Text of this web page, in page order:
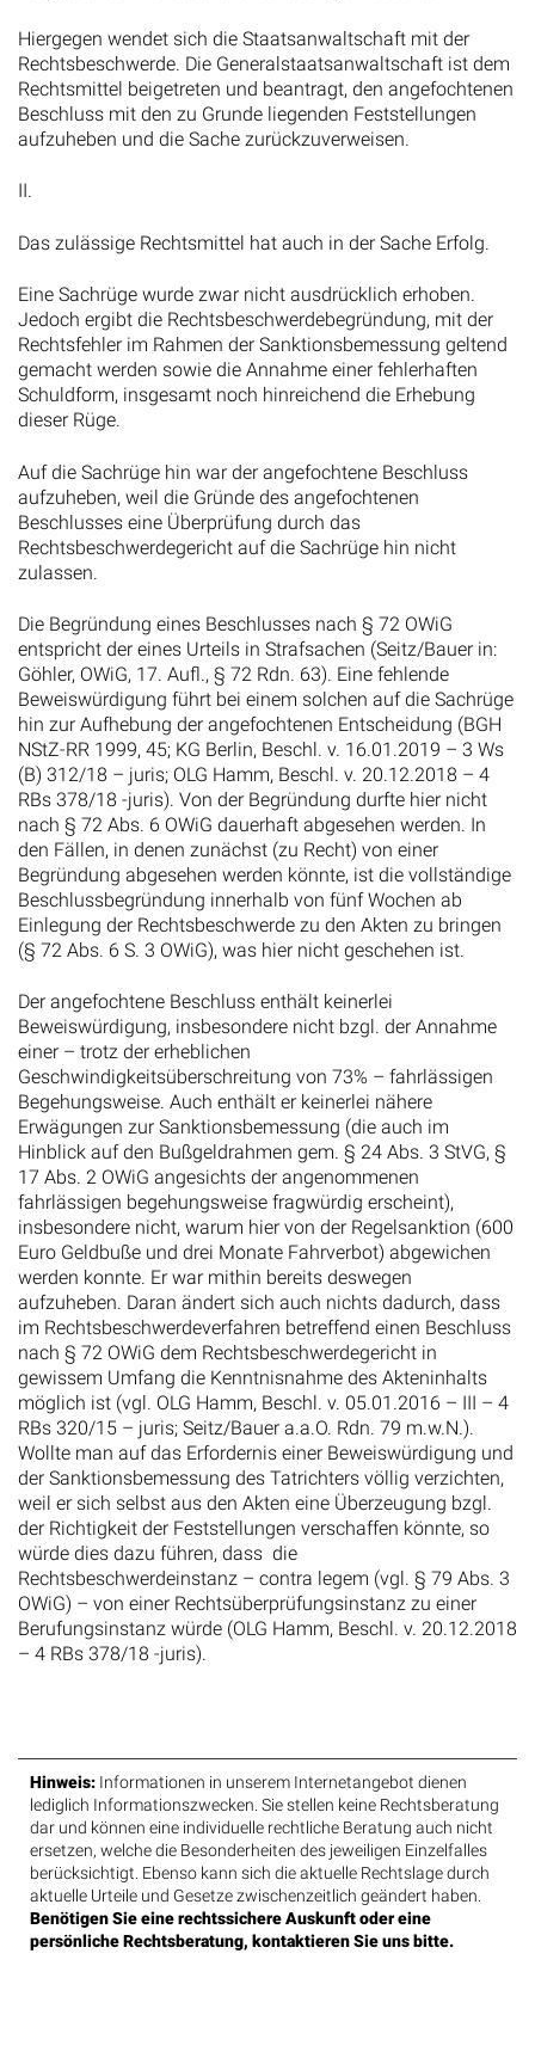
Hiergegen wendet sich die Staatsanwaltschaft mit der
Rechtsbeschwerde. Die Generalstaatsanwaltschaft ist dem
Rechtsmittel beigetreten und beantragt, den angefochtenen
Beschluss mit den zu Grunde liegenden Feststellungen
aufzuheben und die Sache zurückzuverweisen.
II.
Das zulässige Rechtsmittel hat auch in der Sache Erfolg.
Eine Sachrüge wurde zwar nicht ausdrücklich erhoben.
Jedoch ergibt die Rechtsbeschwerdebegründung, mit der
Rechtsfehler im Rahmen der Sanktionsbemessung geltend
gemacht werden sowie die Annahme einer fehlerhaften
Schuldform, insgesamt noch hinreichend die Erhebung
dieser Rüge.
Auf die Sachrüge hin war der angefochtene Beschluss
aufzuheben, weil die Gründe des angefochtenen
Beschlusses eine Überprüfung durch das
Rechtsbeschwerdegericht auf die Sachrüge hin nicht
zulassen.
Die Begründung eines Beschlusses nach § 72 OWiG
entspricht der eines Urteils in Strafsachen (Seitz/Bauer in:
Göhler, OWiG, 17. Aufl., § 72 Rdn. 63). Eine fehlende
Beweiswürdigung führt bei einem solchen auf die Sachrüge
hin zur Aufhebung der angefochtenen Entscheidung (BGH
NStZ-RR 1999, 45; KG Berlin, Beschl. v. 16.01.2019 – 3 Ws
(B) 312/18 – juris; OLG Hamm, Beschl. v. 20.12.2018 – 4
RBs 378/18 -juris). Von der Begründung durfte hier nicht
nach § 72 Abs. 6 OWiG dauerhaft abgesehen werden. In
den Fällen, in denen zunächst (zu Recht) von einer
Begründung abgesehen werden könnte, ist die vollständige
Beschlussbegründung innerhalb von fünf Wochen ab
Einlegung der Rechtsbeschwerde zu den Akten zu bringen
(§ 72 Abs. 6 S. 3 OWiG), was hier nicht geschehen ist.
Der angefochtene Beschluss enthält keinerlei
Beweiswürdigung, insbesondere nicht bzgl. der Annahme
einer – trotz der erheblichen
Geschwindigkeitsüberschreitung von 73% – fahrlässigen
Begehungsweise. Auch enthält er keinerlei nähere
Erwägungen zur Sanktionsbemessung (die auch im
Hinblick auf den Bußgeldrahmen gem. § 24 Abs. 3 StVG, §
17 Abs. 2 OWiG angesichts der angenommenen
fahrlässigen begehungsweise fragwürdig erscheint),
insbesondere nicht, warum hier von der Regelsanktion (600
Euro Geldbuße und drei Monate Fahrverbot) abgewichen
werden konnte. Er war mithin bereits deswegen
aufzuheben. Daran ändert sich auch nichts dadurch, dass
im Rechtsbeschwerdeverfahren betreffend einen Beschluss
nach § 72 OWiG dem Rechtsbeschwerdegericht in
gewissem Umfang die Kenntnisnahme des Akteninhalts
möglich ist (vgl. OLG Hamm, Beschl. v. 05.01.2016 – III – 4
RBs 320/15 – juris; Seitz/Bauer a.a.O. Rdn. 79 m.w.N.).
Wollte man auf das Erfordernis einer Beweiswürdigung und
der Sanktionsbemessung des Tatrichters völlig verzichten,
weil er sich selbst aus den Akten eine Überzeugung bzgl.
der Richtigkeit der Feststellungen verschaffen könnte, so
würde dies dazu führen, dass die
Rechtsbeschwerdeinstanz – contra legem (vgl. § 79 Abs. 3
OWiG) – von einer Rechtsüberprüfungsinstanz zu einer
Berufungsinstanz würde (OLG Hamm, Beschl. v. 20.12.2018
– 4 RBs 378/18 -juris).
Hinweis: Informationen in unserem Internetangebot dienen
lediglich Informationszwecken. Sie stellen keine Rechtsberatung
dar und können eine individuelle rechtliche Beratung auch nicht
ersetzen, welche die Besonderheiten des jeweiligen Einzelfalles
berücksichtigt. Ebenso kann sich die aktuelle Rechtslage durch
aktuelle Urteile und Gesetze zwischenzeitlich geändert haben.
Benötigen Sie eine rechtssichere Auskunft oder eine
persönliche Rechtsberatung, kontaktieren Sie uns bitte.